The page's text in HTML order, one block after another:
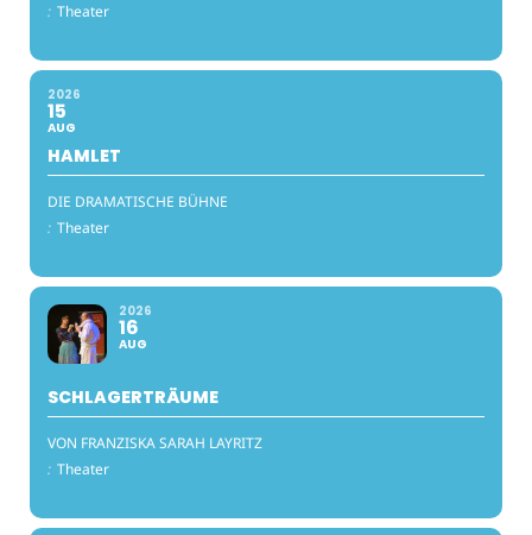
: Theater
2026
15
AUG
HAMLET
DIE DRAMATISCHE BÜHNE
: Theater
2026
16
AUG
SCHLAGERTRÄUME
VON FRANZISKA SARAH LAYRITZ
: Theater